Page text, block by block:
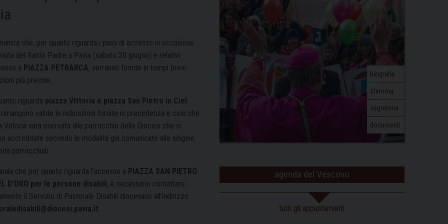
che, per quanto riguarda i pass di accesso in occasione
del Santo Padre a Pavia (sabato 20 giugno) e relativi
a PIAZZA PETRARCA, verranno fornite in tempi brevi
più precise.
riguarda piazza Vittoria e piazza San Pietro in Ciel
valide le indicazioni fornite in precedenza e cioè che
Vittoria sarà riservata alle parrocchie della Diocesi che si
accreditate secondo le modalità già comunicate alle singole
parrocchiali.
che per quanto riguarda l’accesso a PIAZZA SAN PIETRO
D’ORO per le persone disabili, è necessario contattare
il Servizio di Pastorale Disabili diocesano all’indirizzo
biografia
stemma
segreteria
documenti
agenda del Vescovo
tutti gli appuntamenti